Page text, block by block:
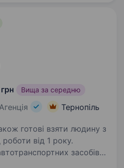
Вища за середню
Тернопіль
готові взяти людину з
роботи від 1 року.
засобів,